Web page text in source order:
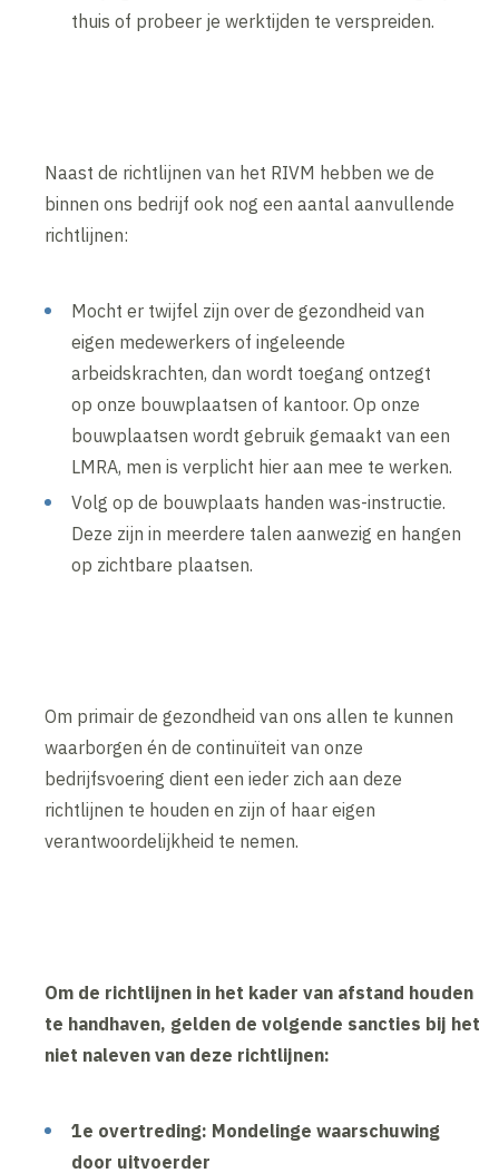
thuis of probeer je werktijden te verspreiden.
Naast de richtlijnen van het RIVM hebben we de
binnen ons bedrijf ook nog een aantal aanvullende
richtlijnen:
Mocht er twijfel zijn over de gezondheid van
eigen medewerkers of ingeleende
arbeidskrachten, dan wordt toegang ontzegt
op onze bouwplaatsen of kantoor. Op onze
bouwplaatsen wordt gebruik gemaakt van een
LMRA, men is verplicht hier aan mee te werken.
Volg op de bouwplaats handen was-instructie.
Deze zijn in meerdere talen aanwezig en hangen
op zichtbare plaatsen.
Om primair de gezondheid van ons allen te kunnen
waarborgen én de continuïteit van onze
bedrijfsvoering dient een ieder zich aan deze
richtlijnen te houden en zijn of haar eigen
verantwoordelijkheid te nemen.
Om de richtlijnen in het kader van afstand houden
te handhaven, gelden de volgende sancties bij het
niet naleven van deze richtlijnen:
1e overtreding: Mondelinge waarschuwing
door uitvoerder